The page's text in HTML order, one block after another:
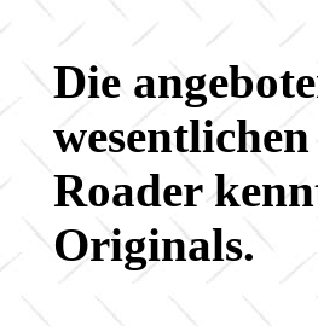
Die
Roader
Originals.